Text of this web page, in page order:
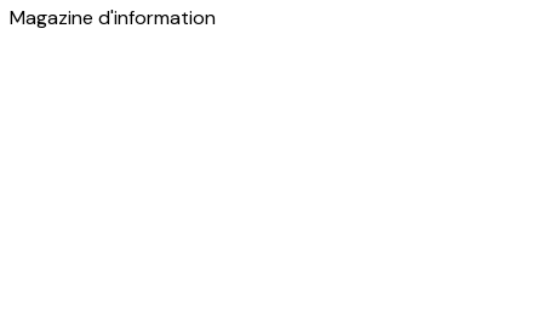
Magazine d'information